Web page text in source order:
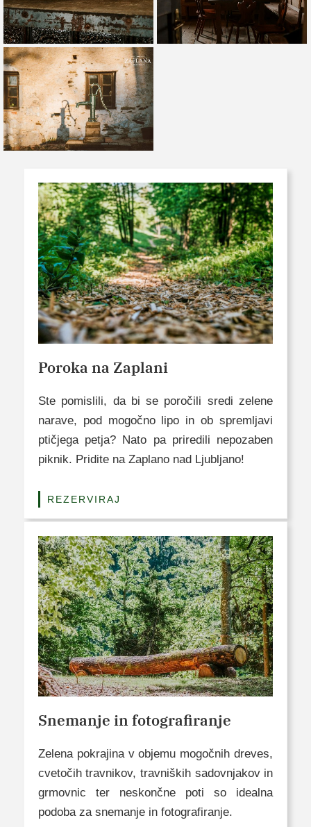
Poroka na Zaplani
Ste pomislili, da bi se poročili sredi zelene
narave, pod mogočno lipo in ob spremljavi
ptičjega petja? Nato pa priredili nepozaben
piknik. Pridite na Zaplano nad Ljubljano!
REZERVIRAJ
Snemanje in fotografiranje
Zelena pokrajina v objemu mogočnih dreves,
cvetočih travnikov, travniških sadovnjakov in
grmovnic ter neskončne poti so idealna
podoba za snemanje in fotografiranje.